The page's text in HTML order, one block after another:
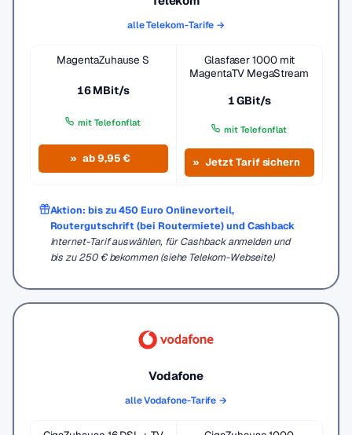
alle Telekom-Tarife →
MagentaZuhause S
16 MBit/s
mit Telefonflat
ab 9,95 €
Glasfaser 1000 mit
MagentaTV MegaStream
1 GBit/s
mit Telefonflat
Jetzt Tarif sichern
Aktion: bis zu 450 Euro Onlinevorteil,
Routergutschrift (bei Routermiete) und Cashback
Internet-Tarif auswählen, für Cashback anmelden und
bis zu 250 € bekommen (siehe Telekom-Webseite)
Vodafone
alle Vodafone-Tarife →